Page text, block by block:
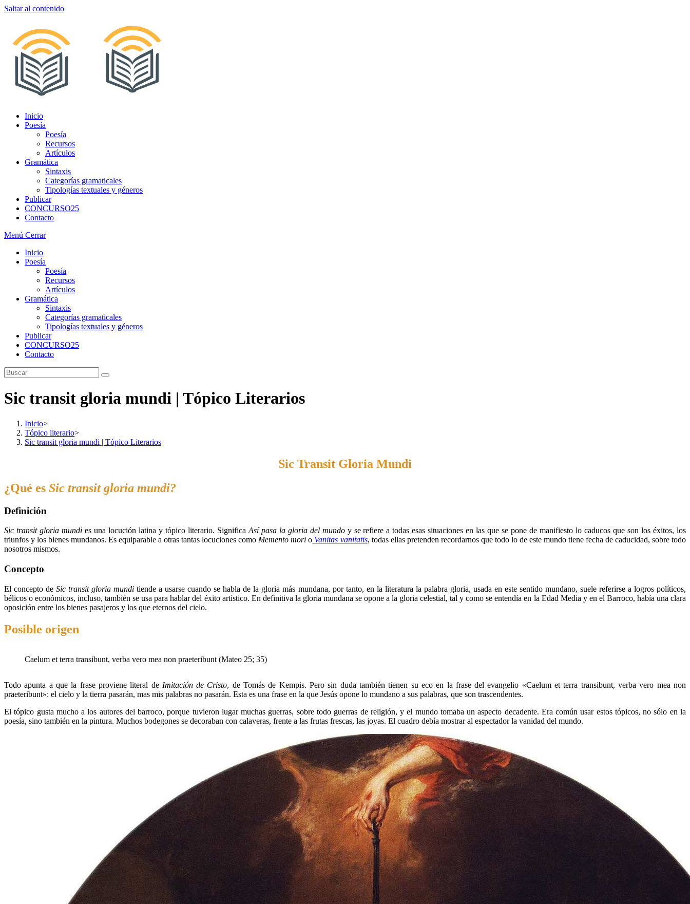
Saltar al contenido
Inicio
Poesía
Poesía
Recursos
Artículos
Gramática
Sintaxis
Categorías gramaticales
Tipologías textuales y géneros
Publicar
CONCURSO25
Contacto
Menú Cerrar
Inicio
Poesía
Poesía
Recursos
Artículos
Gramática
Sintaxis
Categorías gramaticales
Tipologías textuales y géneros
Publicar
CONCURSO25
Contacto
Sic transit gloria mundi | Tópico Literarios
Inicio>
Tópico literario>
Sic transit gloria mundi | Tópico Literarios
Sic Transit Gloria Mundi
¿Qué es Sic transit gloria mundi?
Definición
Sic transit gloria mundi es una locución latina y tópico literario. Significa Así pasa la gloria del mundoy se refiere a todas esas situaciones en las que se pone de manifiesto lo caducos que son los éxitos, los
triunfos y los bienes mundanos. Es equiparable a otras tantas locuciones como Memento mori o Vanitas vanitatis, todas ellas pretenden recordarnos que todo lo de este mundo tiene fecha de caducidad, sobre todo
nosotros mismos.
Concepto
El concepto deSic transit gloria mundi tiende a usarse cuando se habla de la gloria más mundana, por tanto, en la literatura la palabra gloria, usada en este sentido mundano, suele referirse a logros políticos,
bélicos o económicos, incluso, también se usa para hablar del éxito artístico. En definitiva la gloria mundana se opone a la gloria celestial, tal y como se entendía en la Edad Media y en el Barroco, había una clara
oposición entre los bienes pasajeros y los que eternos del cielo.
Posible origen
Caelum et terra transibunt, verba vero mea non praeteribunt (Mateo 25; 35)
Todo apunta a que la frase proviene literal deImitación de Cristo, de Tomás de Kempis. Pero sin duda también tienen su eco en la frase del evangelio «Caelum et terra transibunt, verba vero mea non
praeteribunt»: el cielo y la tierra pasarán, mas mis palabras no pasarán. Esta es una frase en la que Jesús opone lo mundano a sus palabras, que son trascendentes.
El tópico gusta mucho a los autores del barroco, porque tuvieron lugar muchas guerras, sobre todo guerras de religión, y el mundo tomaba un aspecto decadente. Era común usar estos tópicos, no sólo en la
poesía, sino también en la pintura. Muchos bodegones se decoraban con calaveras, frente a las frutas frescas, las joyas. El cuadro debía mostrar al espectador la vanidad del mundo.